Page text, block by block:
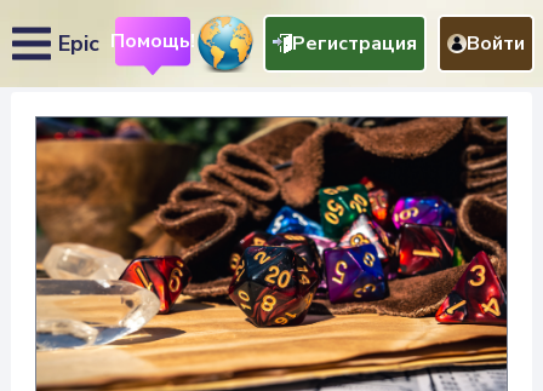
Epic Помощь! Регистрация Войти